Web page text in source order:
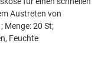
Austreten von
Menge: 20 St;
Feuchte